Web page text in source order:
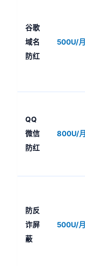
谷歌
域名
防红
500U/月
QQ
微信
防红
800U/月
防反
诈屏
蔽
500U/月